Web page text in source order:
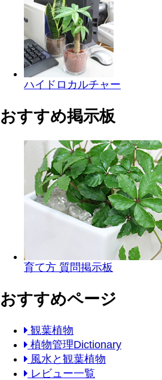
ハイドロカルチャー
おすすめ掲示板
育て方 質問掲示板
おすすめページ
観葉植物
植物管理Dictionary
風水と観葉植物
レビュー一覧